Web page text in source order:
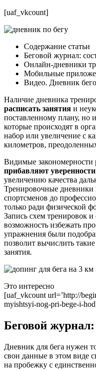
[uaf_vkcount]
Содержание статьи
Беговой журнал:
Онлайн-дневники
Мобильные
Видео. Дневник
Наличие дневника
расписать занятия и
поставленному плану, но
которые происходят в
набор или увеличение с
километров,
Видимые закономерности
прибавляют уверенности
увеличению качества
Тренировочные
спортсменов до
только ради физической
Запись схем тренировок и
возможность избежать
упражнения были
позволит вычислить
занятия.
Это интересно
[uaf_vkcount url=’http://
myishtsyi-nog-pri-bege-i-
Беговой
Дневник для бега нужен
свои данные в этом виде
на пробежку с